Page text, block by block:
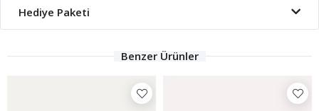
Hediye Paketi
Benzer Ürünler